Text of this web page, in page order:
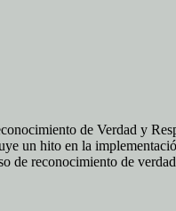
de Verdad y
un hito en la
de reconocimiento de